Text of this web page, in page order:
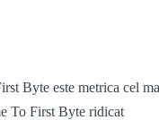
Byte este metrica cel
To First Byte ridicat